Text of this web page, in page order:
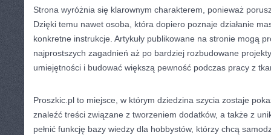
Strona wyróżnia się klarownym charakterem, ponieważ
Dzięki temu nawet osoba, która dopiero poznaje działanie
konkretne instrukcje. Artykuły publikowane na stronie mogą
najprostszych zagadnień aż po bardziej rozbudowane
umiejętności i budować większą pewność podczas pracy z
Proszkic.pl to miejsce, w którym dziedzina szycia zostaje
znaleźć treści związane z tworzeniem dodatków, a także z
pełnić funkcję bazy wiedzy dla hobbystów, którzy chcą